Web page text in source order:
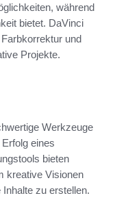
während
bietet. DaVinci
und
Projekte.
Werkzeuge
eines
bieten
kreative Visionen
zu erstellen.